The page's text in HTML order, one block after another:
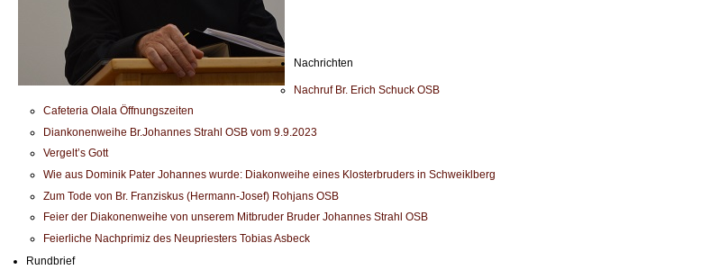
Nachrichten
Nachruf Br. Erich Schuck OSB
Cafeteria Olala Öffnungszeiten
Diankonenweihe Br.Johannes Strahl OSB vom 9.9.2023
Vergelt’s Gott
Wie aus Dominik Pater Johannes wurde: Diakonweihe eines Klosterbruders in Schweiklberg
Zum Tode von Br. Franziskus (Hermann-Josef) Rohjans OSB
Feier der Diakonenweihe von unserem Mitbruder Bruder Johannes Strahl OSB
Feierliche Nachprimiz des Neupriesters Tobias Asbeck
Rundbrief